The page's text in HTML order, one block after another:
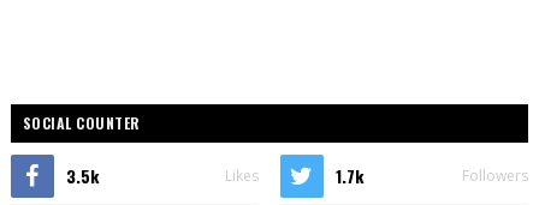
SOCIAL COUNTER
3.5k Likes 1.7k Followers